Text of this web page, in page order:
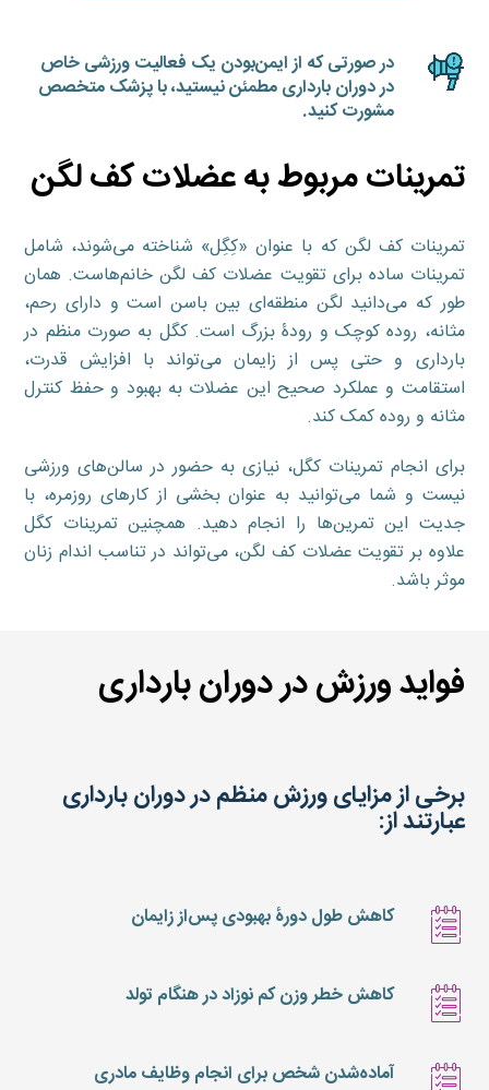
در صورتی که از ایمن‌بودن یک فعالیت ورزشی خاص
در دوران بارداری مطمئن نیستید، با پزشک متخصص
مشورت کنید.
تمرینات مربوط به عضلات کف لگن
تمرینات کف لگن که با عنوان «کِگِل» شناخته می‌شوند، شامل
تمرینات ساده برای تقویت عضلات کف لگن خانم‌هاست. همان
طور که می‌دانید لگن منطقه‌ای بین باسن است و دارای رحم،
مثانه، روده کوچک و رودۀ بزرگ است. کگل به صورت منظم در
بارداری و حتی پس از زایمان می‌تواند با افزایش قدرت،
استقامت و عملکرد صحیح این عضلات به بهبود و حفظ کنترل
مثانه و روده کمک کند.
برای انجام تمرینات کگل، نیازی به حضور در سالن‌های ورزشی
نیست و شما می‌توانید به عنوان بخشی از کارهای روزمره، با
جدیت این تمرین‌ها را انجام دهید. همچنین تمرینات کگل
علاوه بر تقویت عضلات کف لگن، می‌تواند در تناسب اندام زنان
موثر باشد.
فواید ورزش‌ در دوران بارداری
برخی از مزایای ورزش منظم در دوران بارداری
عبارتند از:
کاهش طول دورۀ بهبودی پس‌از زایمان
کاهش خطر وزن کم نوزاد در هنگام تولد
آماده‌شدن شخص برای انجام وظایف مادری